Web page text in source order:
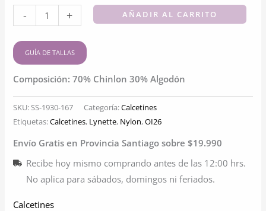
-
Bucaneras
Compresión
Frutos
Rojos
|
y
Bienestar
cantidad
+ AÑADIR AL CARRITO
GUÍA DE TALLAS
Composición: 70% Chinlon 30% Algodón
SKU:SS-1930-167 Categoría:Calcetines
Etiquetas:Calcetines, Lynette, Nylon,OI26
Envío Gratis en Provincia Santiago sobre $19.990
Recibe hoy mismo comprando antes de las 12:00 hrs.
No aplica para sábados, domingos ni feriados.
Calcetines